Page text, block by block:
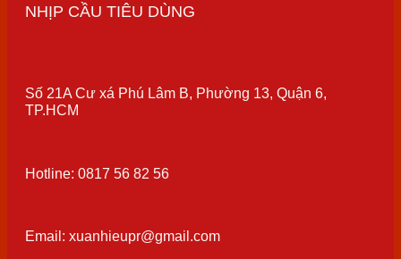
NHỊP CẦU TIÊU DÙNG
Số 21A Cư xá Phú Lâm B, Phường 13, Quận 6,
TP.HCM
Hotline: 0817 56 82 56
Email: xuanhieupr@gmail.com